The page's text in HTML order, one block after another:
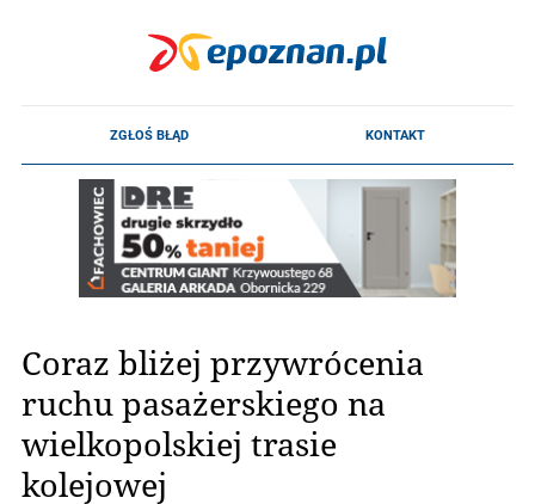
Coraz bliżej przywrócenia
ruchu pasażerskiego na
wielkopolskiej trasie
kolejowej